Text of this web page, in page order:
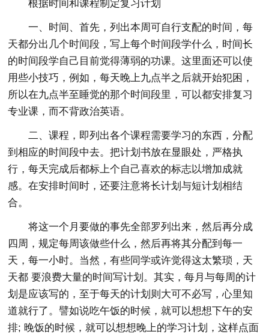
根据时间和课程制定复习计划
一、时间、首先，列出本周可自行支配的时间，每
天都分出几个时间段，写上每个时间段学什么，时间长
的时间段学自己目前觉得薄弱的功课。这里面还可以使
用些小技巧，例如，每天晚上九点半之后就开始犯困，
所以在九点半至睡觉的那个时间段里，可以都安排复习
专业课，而不背政治英语。
二、课程，即列出各个课程需要学习的东西，分配
到相应的时间段中去。把计划书放在显眼处，严格执
行，每天完成后都标上个自己喜欢的标志以增加成就
感。在安排时间时，还要注意将长计划与短计划相结
合。
将这一个月要做的事先全部罗列出来，然后再分成
四周，规定每周该做些什么，然后再将其分配到每一
天，每一小时。当然，有些同学或许觉得这太繁琐，天
天都 要浪费大量的时间写计划。其实，每月与每周的计
划是应该写的，至于每天的计划则大可不必写，心里知
道就行了。譬如说吃午饭的时候，就可以想想下午的安
排; 晚饭的时候，就可以想想晚上的学习计划，这样点面